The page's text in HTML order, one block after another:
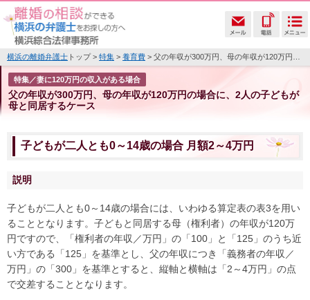
横浜の離婚弁護士 トップ > 特集 > 養育費 > 父の年収が300万円、母の年収が120万円の場合に、2人の子どもが母と同居するケース
特集／妻に120万円の収入がある場合
父の年収が300万円、母の年収が120万円の場合に、2人の子どもが
母と同居するケース
子どもが二人とも0～14歳の場合 月額2～4万円
説明
子どもが二人とも0～14歳の場合には、いわゆる算定表の表3を用い
ることとなります。子どもと同居する母（権利者）の年収が120万
円ですので、「権利者の年収／万円」の「100」と「125」のうち近
い方である「125」を基準とし、父の年収につき「義務者の年収／
万円」の「300」を基準とすると、縦軸と横軸は「2～4万円」の点
で交差することとなります。